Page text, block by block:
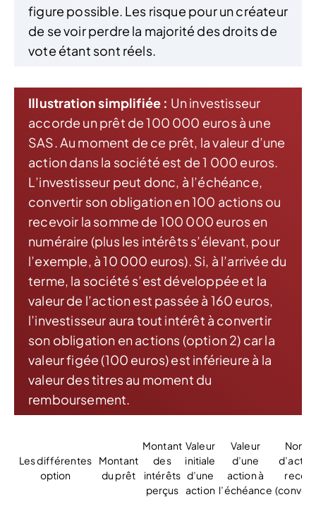
figure possible. Les risque pour un créateur
de se voir perdre la majorité des droits de
vote étant sont réels.
Illustration simplifiée : Un investisseur
accorde un prêt de 100 000 euros à une
SAS. Au moment de ce prêt, la valeur d’une
action dans la société est de 1 000 euros.
L’investisseur peut donc, à l’échéance,
convertir son obligation en 100 actions ou
recevoir la somme de 100 000 euros en
numéraire (plus les intérêts s’élevant, pour
l’exemple, à 10 000 euros). Si, à l’arrivée du
terme, la société s’est développée et la
valeur de l’action est passée à 160 euros,
l’investisseur aura tout intérêt à convertir
son obligation en actions (option 2) car la
valeur figée (100 euros) est inférieure à la
valeur des titres au moment du
remboursement.
Les différentes
option
Montant
du prêt
Montant
des
intérêts
perçus
Valeur
initiale
d’une
action
Valeur
d’une
action à
l’échéance